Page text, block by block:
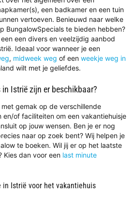
een badkamer en een tuin
vertoeven. Benieuwd naar welke
BungalowSpecials te bieden hebben?
een divers en veelzijdig aanbod
Ideaal voor wanneer je een
, midweek weg of een weekje weg in
wilt met je geliefdes.
Istrië zijn er beschikbaar?
gemak op de verschillende
en/of faciliteiten om een vakantiehuisje
op jouw wensen. Ben je er nog
naar op zoek bent? Wij helpen je
te boeken. Wil jij er op het laatste
Kies dan voor een last minute
Istrië voor het vakantiehuis